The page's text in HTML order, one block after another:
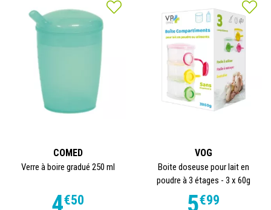
COMED
Verre à boire gradué 250 ml
4€50
VOG
Boite doseuse pour lait en
poudre à 3 étages - 3 x 60g
5€99